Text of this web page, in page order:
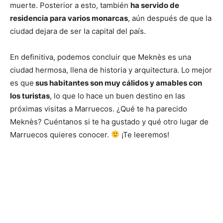
muerte. Posterior a esto, también ha servido de
residencia para varios monarcas, aún después de que la
ciudad dejara de ser la capital del país.
En definitiva, podemos concluir que Meknès es una
ciudad hermosa, llena de historia y arquitectura. Lo mejor
es que sus habitantes son muy cálidos y amables con
los turistas, lo que lo hace un buen destino en las
próximas visitas a Marruecos. ¿Qué te ha parecido
Meknès? Cuéntanos si te ha gustado y qué otro lugar de
Marruecos quieres conocer.
¡Te leeremos!